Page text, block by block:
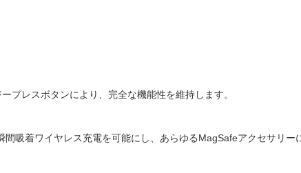
プレスボタンにより、完全な機能性を維持します。
吸着ワイヤレス充電を可能にし、あらゆるMagSafeアクセサリー